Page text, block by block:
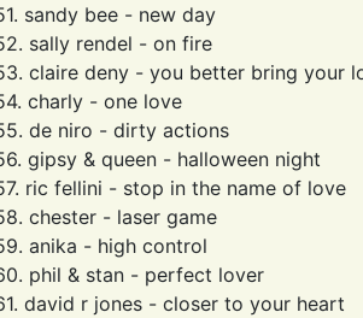
sandy bee - new day
sally rendel - on fire
claire deny - you better bring your
charly - one love
de niro - dirty actions
gipsy & queen - halloween night
ric fellini - stop in the name of love
chester - laser game
anika - high control
phil & stan - perfect lover
david r jones - closer to your heart